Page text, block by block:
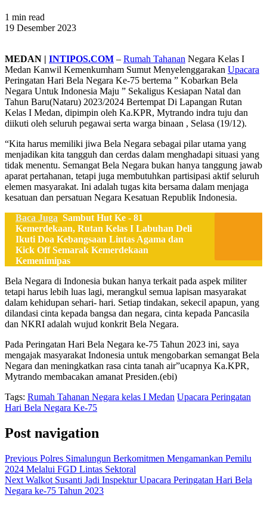
1 min read
19 Desember 2023
MEDAN | INTIPOS.COM – Rumah Tahanan Negara Kelas I
Medan Kanwil Kemenkumham Sumut Menyelenggarakan Upacara
Peringatan Hari Bela Negara Ke-75 bertema ” Kobarkan Bela
Negara Untuk Indonesia Maju ” Sekaligus Kesiapan Natal dan
Tahun Baru(Nataru) 2023/2024 Bertempat Di Lapangan Rutan
Kelas I Medan, dipimpin oleh Ka.KPR, Mytrando indra tuju dan
diikuti oleh seluruh pegawai serta warga binaan , Selasa (19/12).
“Kita harus memiliki jiwa Bela Negara sebagai pilar utama yang
menjadikan kita tangguh dan cerdas dalam menghadapi situasi yang
tidak menentu. Semangat Bela Negara bukan hanya tanggung jawab
aparat pertahanan, tetapi juga membutuhkan partisipasi aktif seluruh
elemen masyarakat. Ini adalah tugas kita bersama dalam menjaga
kesatuan dan persatuan Negara Kesatuan Republik Indonesia.
Baca Juga Sambut Hut Ke - 81
Kemerdekaan, Rutan Kelas I Labuhan Deli
Ikuti Doa Kebangsaan Lintas Agama dan
Kick Off Semarak Kemerdekaan
Kemenimipas
Bela Negara di Indonesia bukan hanya terkait pada aspek militer
tetapi harus lebih luas lagi, merangkul semua lapisan masyarakat
dalam kehidupan sehari- hari. Setiap tindakan, sekecil apapun, yang
dilandasi cinta kepada bangsa dan negara, cinta kepada Pancasila
dan NKRI adalah wujud konkrit Bela Negara.
Pada Peringatan Hari Bela Negara ke-75 Tahun 2023 ini, saya
mengajak masyarakat Indonesia untuk mengobarkan semangat Bela
Negara dan meningkatkan rasa cinta tanah air”ucapnya Ka.KPR,
Mytrando membacakan amanat Presiden.(ebi)
Tags: Rumah Tahanan Negara kelas I Medan Upacara Peringatan
Hari Bela Negara Ke-75
Post navigation
Previous Polres Simalungun Berkomitmen Mengamankan Pemilu
2024 Melalui FGD Lintas Sektoral
Next Walkot Susanti Jadi Inspektur Upacara Peringatan Hari Bela
Negara ke-75 Tahun 2023